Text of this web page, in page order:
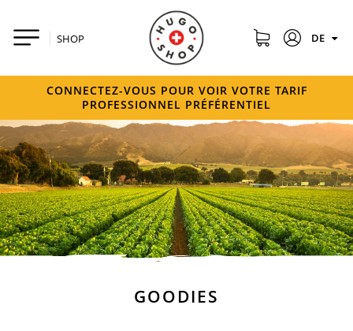
SHOP DE
CONNECTEZ-VOUS POUR VOIR VOTRE TARIF
PROFESSIONNEL PRÉFÉRENTIEL
GOODIES